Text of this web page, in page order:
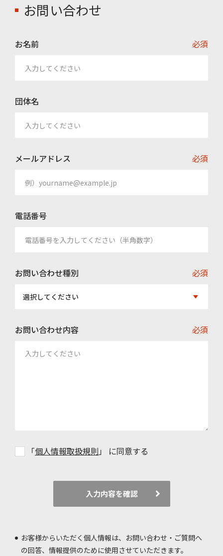
お問い合わせ
お名前 必須
団体名
メールアドレス 必須
電話番号
お問い合わせ種別 必須
選択してください
お問い合わせ内容 必須
「個人情報取扱規則 」 に同意する
入力内容を確認
お客様からいただく個人情報は、お問い合わせ・ご質問へ
の回答、情報提供のために使用させていただきます。